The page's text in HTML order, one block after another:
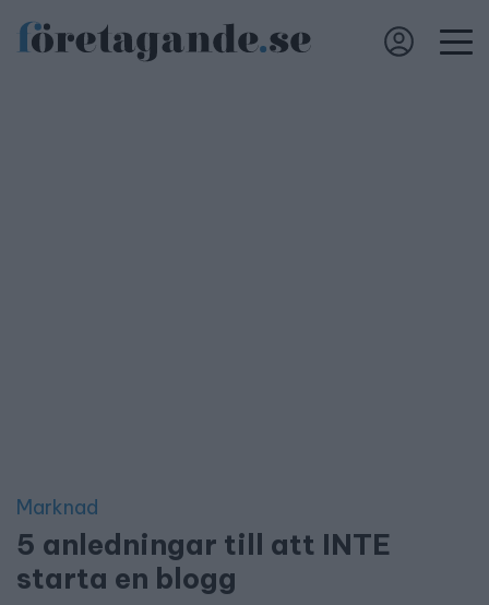
Marknad
5 anledningar till att INTE
starta en blogg